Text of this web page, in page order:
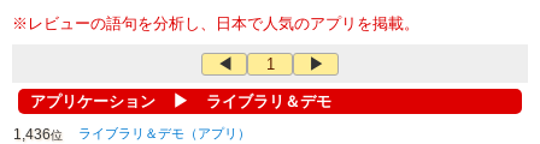
※レビューの語句を分析し、日本で人気のアプリを掲載。
◀ 1 ▶
アプリケーション ▶ ライブラリ＆デモ
1,436位 ライブラリ＆デモ（アプリ）